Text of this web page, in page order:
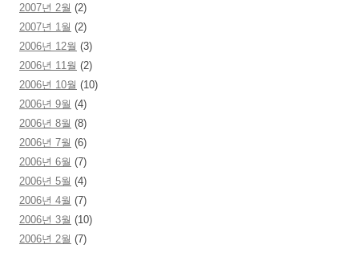
2007년 2월 (2)
2007년 1월 (2)
2006년 12월 (3)
2006년 11월 (2)
2006년 10월 (10)
2006년 9월 (4)
2006년 8월 (8)
2006년 7월 (6)
2006년 6월 (7)
2006년 5월 (4)
2006년 4월 (7)
2006년 3월 (10)
2006년 2월 (7)